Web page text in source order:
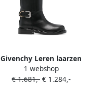
Givenchy Leren laarzen
Zwart
1 webshop
€ 1.681,- € 1.284,-